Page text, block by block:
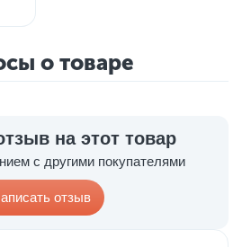
о товаре
на этот товар
с другими покупателями
отзыв